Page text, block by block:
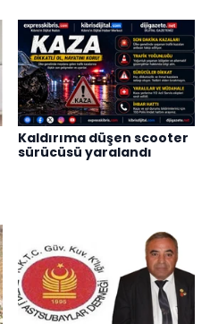
Kaldırıma düşen scooter
sürücüsü yaralandı